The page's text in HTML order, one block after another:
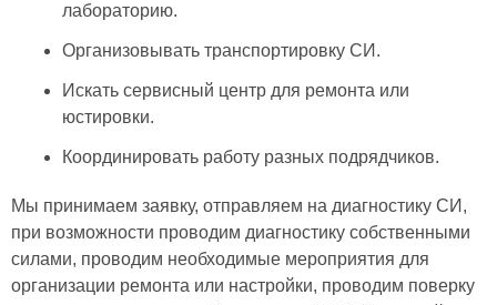
лабораторию.
Организовывать транспортировку СИ.
Искать сервисный центр для ремонта или
юстировки.
Координировать работу разных подрядчиков.
Мы принимаем заявку, отправляем на диагностику СИ,
при возможности проводим диагностику собственными
силами, проводим необходимые мероприятия для
организации ремонта или настройки, проводим поверку